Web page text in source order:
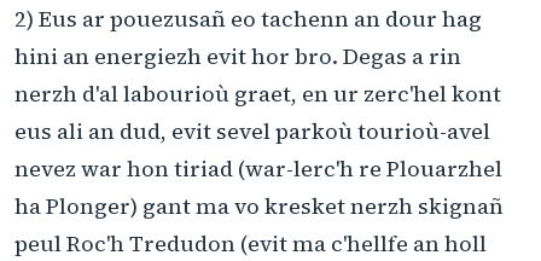
2) Eus ar pouezusañ eo tachenn an dour hag
hini an energiezh evit hor bro. Degas a rin
nerzh d'al labourioù graet, en ur zerc'hel kont
eus ali an dud, evit sevel parkoù tourioù-avel
nevez war hon tiriad (war-lerc'h re Plouarzhel
ha Plonger) gant ma vo kresket nerzh skignañ
peul Roc'h Tredudon (evit ma c'hellfe an holl